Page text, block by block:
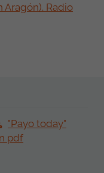
Aragón). Radio
"Payo today"
pdf